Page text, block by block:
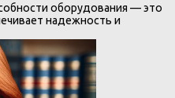
оборудования — это
надежность и